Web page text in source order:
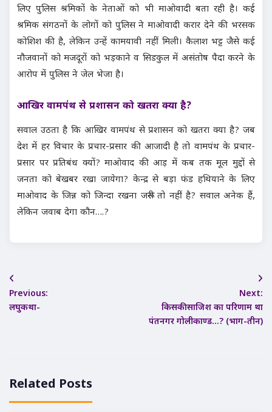
लिए पुलिस श्रमिकों के नेताओं को भी माओवादी बता रही है। कई
श्रमिक संगठनों के लोगों को पुलिस ने माओवादी करार देने की भरसक
कोशिश की है, लेकिन उन्हें कामयावी नहीं मिली। कैलाश भट्ट जैसे कई
नौजवानों को मजदूरों को भड़काने व सिडकुल में असंतोष पैदा करने के
आरोप में पुलिस ने जेल भेजा है।
आखिर वामपंथ से प्रशासन को खतरा क्या है?
सवाल उठता है कि आखिर वामपंथ से प्रशासन को खतरा क्या है? जब
देश में हर विचार के प्रचार-प्रसार की आजादी है तो वामपंथ के प्रचार-
प्रसार पर प्रतिबंध क्यों? माओवाद की आड़ में कब तक मूल मुद्दों से
जनता को बेखबर रखा जायेगा? केन्द्र से बड़ा फंड हथियाने के लिए
माओवाद के जिन्न को जिन्दा रखना जरूरी तो नहीं है? सवाल अनेक हैं,
लेकिन जवाब देगा कौन….?
Post
navigation
Previous:
लघुकथा-
Next:
किसकी साजिश का परिणाम था
पंतनगर गोलीकाण्ड…? (भाग-तीन)
Related Posts